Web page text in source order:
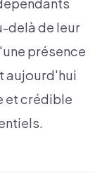
delà de leur
présence
aujourd'hui
et crédible